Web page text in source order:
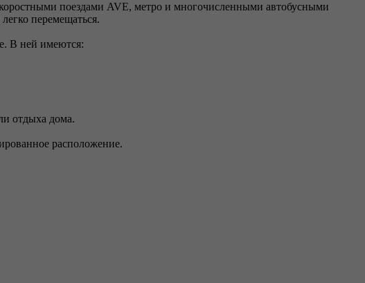
поездами AVE, метро и многочисленными автобусными
перемещаться.
В ней имеются:
отдыха дома.
расположение.